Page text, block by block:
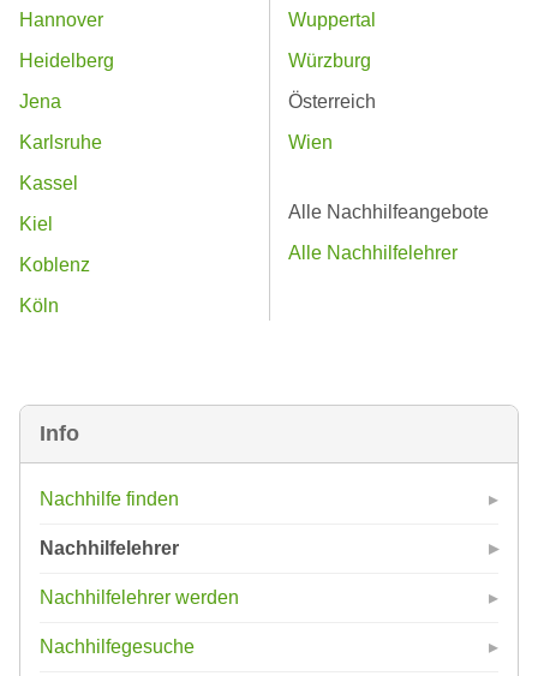
Info
Nachhilfe finden
Nachhilfelehrer
Nachhilfelehrer werden
Nachhilfegesuche
Hannover
Heidelberg
Jena
Karlsruhe
Kassel
Kiel
Koblenz
Köln
Wuppertal
Würzburg
Österreich
Wien
Alle Nachhilfeangebote
Alle Nachhilfelehrer